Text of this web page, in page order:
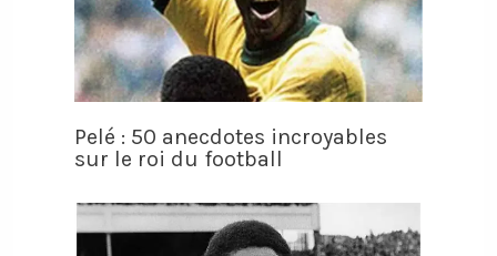
Pelé : 50 anecdotes incroyables
sur le roi du football